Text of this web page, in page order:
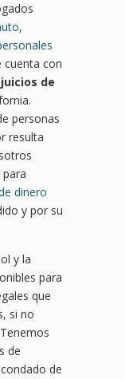
,
cuenta con
de
personas
resulta
dinero
y por su
y la
para
que
si no
de
de